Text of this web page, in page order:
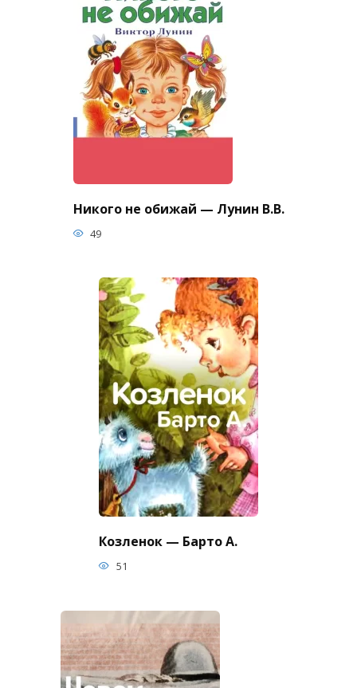
Никого не обижай — Лунин В.В.
49
Козленок — Барто А.
51